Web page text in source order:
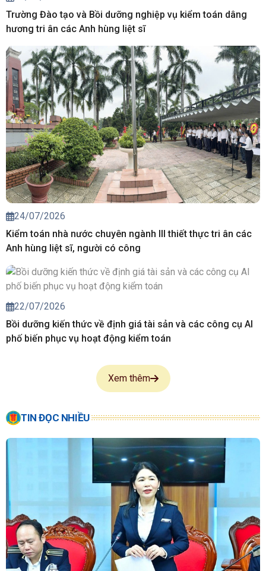
Trường Đào tạo và Bồi dưỡng nghiệp vụ kiểm toán dâng
hương tri ân các Anh hùng liệt sĩ
24/07/2026
Kiểm toán nhà nước chuyên ngành III thiết thực tri ân các
Anh hùng liệt sĩ, người có công
22/07/2026
Bồi dưỡng kiến thức về định giá tài sản và các công cụ AI
phố biến phục vụ hoạt động kiểm toán
Xem thêm
TIN ĐỌC NHIỀU